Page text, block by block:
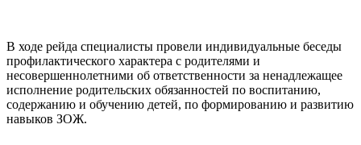
В ходе рейда специалисты провели индивидуальные беседы
профилактического характера с родителями и
несовершеннолетними об ответственности за ненадлежащее
исполнение родительских обязанностей по воспитанию,
содержанию и обучению детей, по формированию и развитию
навыков ЗОЖ.